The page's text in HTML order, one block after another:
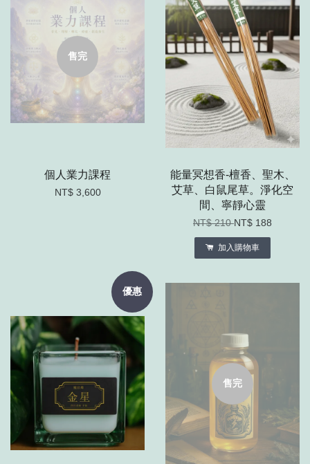
售完
個人業力課程
NT$ 3,600
能量冥想香-檀香、聖木、
艾草、白鼠尾草。淨化空
間、寧靜心靈
NT$ 210NT$ 188
加入購物車
優惠
售完